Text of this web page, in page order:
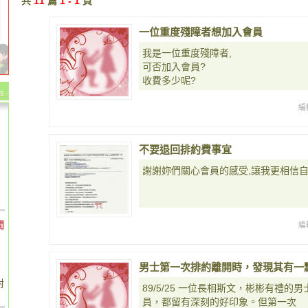
一位重度殘障者想加入會員
我是一位重度殘障者,
可否加入會員?
收費多少呢?
編
不要退回排約費事宜
謝謝妳們關心會員的感受,讓我更相信
編
男士第一次排約離開時，發現其有
89/5/25 一位長相斯文，彬彬有禮的
員，都留有深刻的好印象。但第一次